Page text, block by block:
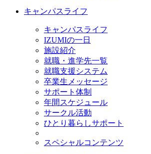
キャンパスライフ
キャンパスライフ
IZUMIの一日
施設紹介
就職・進学先一覧
就職支援システム
卒業生メッセージ
サポート体制
年間スケジュール
サークル活動
ひとり暮らしサポート
スペシャルコンテンツ